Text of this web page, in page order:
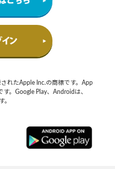
れたApple Inc.の商標です。App
。Google Play、Androidは、
。